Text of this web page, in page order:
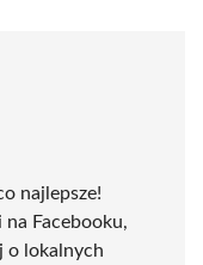
najlepsze!
na Facebooku,
o lokalnych